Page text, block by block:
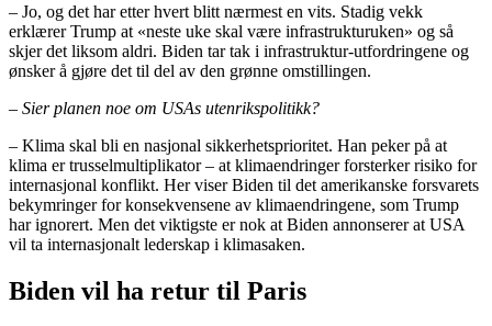
– Jo, og det har etter hvert blitt nærmest en vits. Stadig vekk
erklærer Trump at «neste uke skal være infrastrukturuken» og så
skjer det liksom aldri. Biden tar tak i infrastruktur-utfordringene og
ønsker å gjøre det til del av den grønne omstillingen.
– Sier planen noe om USAs utenrikspolitikk?
– Klima skal bli en nasjonal sikkerhetsprioritet. Han peker på at
klima er trusselmultiplikator – at klimaendringer forsterker risiko for
internasjonal konflikt. Her viser Biden til det amerikanske forsvarets
bekymringer for konsekvensene av klimaendringene, som Trump
har ignorert. Men det viktigste er nok at Biden annonserer at USA
vil ta internasjonalt lederskap i klimasaken.
Biden vil ha retur til Paris